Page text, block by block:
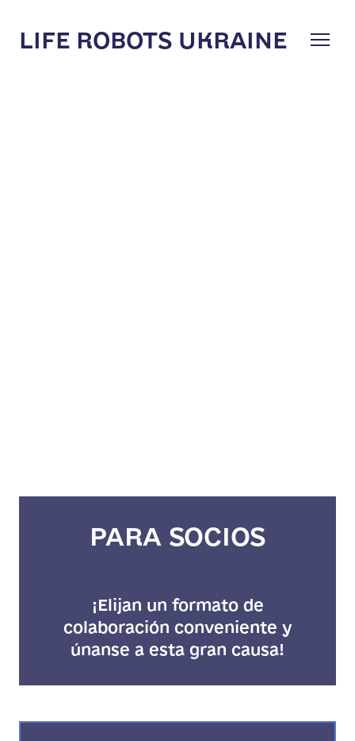
LIFE ROBOTS UKRAINE
PARA SOCIOS
¡Elijan un formato de
colaboración conveniente y
únanse a esta gran causa!